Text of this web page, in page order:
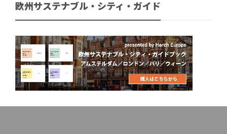
欧州サステナブル・シティ・ガイド